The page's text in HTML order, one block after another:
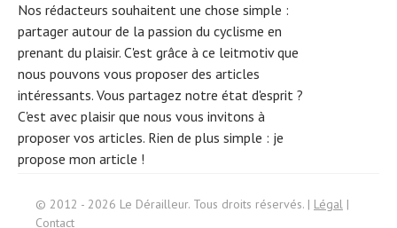
Nos rédacteurs souhaitent une chose simple :
partager autour de la passion du cyclisme en
prenant du plaisir. C'est grâce à ce leitmotiv que
nous pouvons vous proposer des articles
intéressants. Vous partagez notre état d'esprit ?
C'est avec plaisir que nous vous invitons à
proposer vos articles. Rien de plus simple : je
propose mon article !
© 2012 - 2026 Le Dérailleur. Tous droits réservés. | Légal |
Contact
Search